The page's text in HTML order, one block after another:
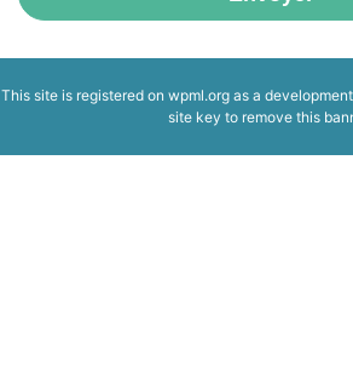
This site is registered on wpml.org as a
site key to remove this